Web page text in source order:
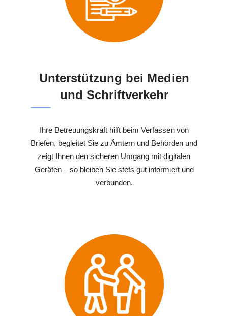
Unterstützung bei Medien
und Schriftverkehr
Ihre Betreuungskraft hilft beim Verfassen von
Briefen, begleitet Sie zu Ämtern und Behörden und
zeigt Ihnen den sicheren Umgang mit digitalen
Geräten – so bleiben Sie stets gut informiert und
verbunden.